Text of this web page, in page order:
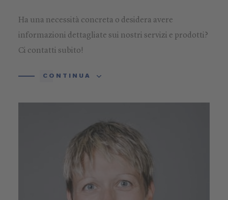
Ha una necessità concreta o desidera avere
informazioni dettagliate sui nostri servizi e prodotti?
Ci contatti subito!
CONTINUA